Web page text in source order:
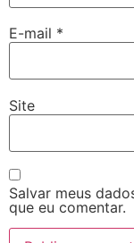
E-mail *
Site
Salvar meus
que eu comentar.